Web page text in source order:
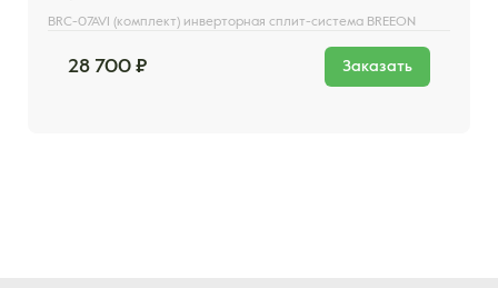
BRC-07AVI (комплект) инверторная сплит-система BREEON
28 700 ₽ Заказать